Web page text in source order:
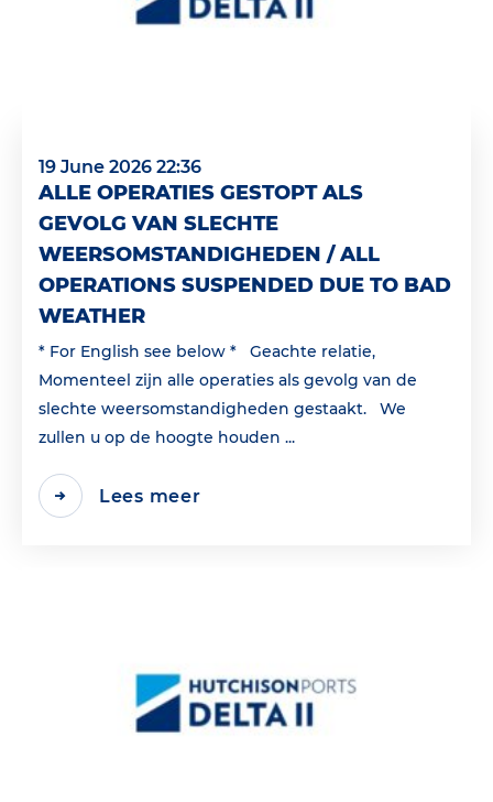
19 June 2026 22:36
ALLE OPERATIES GESTOPT ALS
GEVOLG VAN SLECHTE
WEERSOMSTANDIGHEDEN / ALL
OPERATIONS SUSPENDED DUE TO BAD
WEATHER
* For English see below * Geachte relatie,
Momenteel zijn alle operaties als gevolg van de
slechte weersomstandigheden gestaakt. We
zullen u op de hoogte houden ...
Lees meer